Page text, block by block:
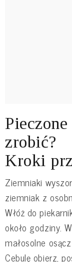
zrobić?
Kroki
Ziemniaki
ziemniak z
Włóż do
około godziny.
małosolne
Cebulę obierz,